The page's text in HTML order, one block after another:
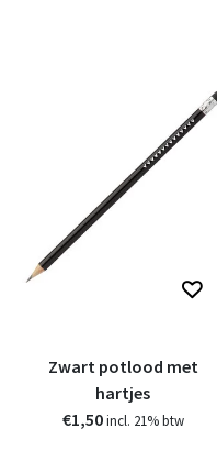
Zwart potlood met
hartjes
€1,50 incl. 21% btw